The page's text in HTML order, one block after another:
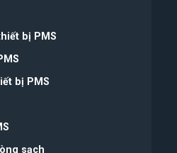
bị PMS
bị PMS
sạch